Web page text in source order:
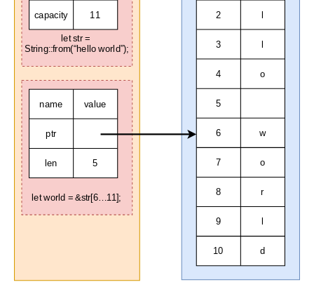
let str =
String::from(“hello world”);
capacity 11
let world = &str[6…11];
2 l
3
4 o
5
6 w
7 o
8 r
9
10 d
name value
ptr
len 5